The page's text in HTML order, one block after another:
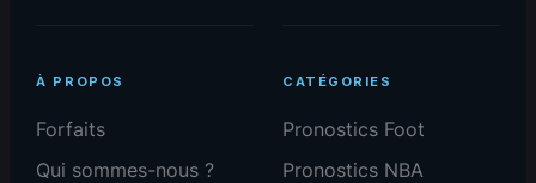
À PROPOS
Forfaits
Qui sommes-nous ?
CATÉGORIES
Pronostics Foot
Pronostics NBA